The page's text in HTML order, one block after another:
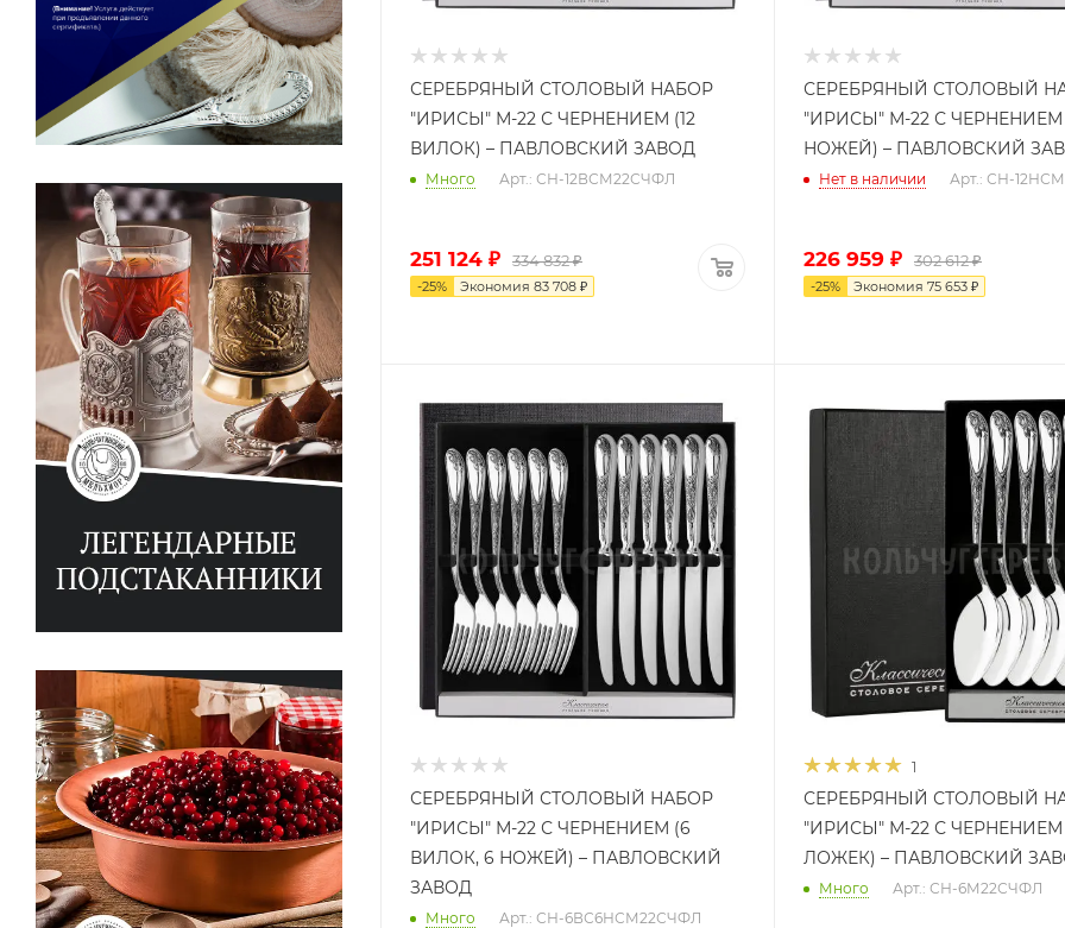
СЕРЕБРЯНЫЙ СТОЛОВЫЙ НАБОР
"ИРИСЫ" М-22 С ЧЕРНЕНИЕМ (12
ВИЛОК) – ПАВЛОВСКИЙ ЗАВОД
Много Арт.: СН-12ВСМ22СЧФЛ
251 124 ₽ 334 832₽
-25% Экономия 83 708 ₽
СЕРЕБРЯНЫЙ СТОЛОВЫЙ
"ИРИСЫ" М-22 С ЧЕРНЕНИЕМ
НОЖЕЙ) – ПАВЛОВСКИЙ
Нет в наличии Арт.: СН-
226 959 ₽ 302 612₽
-25% Экономия 75 653 ₽
СЕРЕБРЯНЫЙ СТОЛОВЫЙ НАБОР
"ИРИСЫ" М-22 С ЧЕРНЕНИЕМ (6
ВИЛОК, 6 НОЖЕЙ) – ПАВЛОВСКИЙ
ЗАВОД
Много Арт.: СН-6ВС6НСМ22СЧФЛ
1
СЕРЕБРЯНЫЙ СТОЛОВЫЙ
"ИРИСЫ" М-22 С ЧЕРНЕНИЕМ
ЛОЖЕК) – ПАВЛОВСКИЙ
Много Арт.: СН-6М22СЧФЛ